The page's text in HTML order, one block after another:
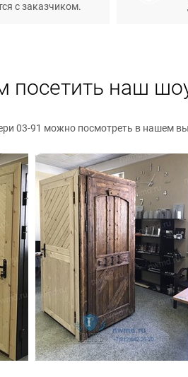
с заказчиком.
посетить наш
03-91 можно посмотреть в нашем